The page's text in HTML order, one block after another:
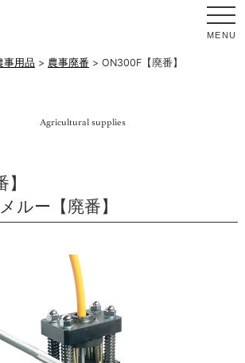
MENU
事用品 > 農事廃番 > ON300F【廃番】
ルー【廃番】